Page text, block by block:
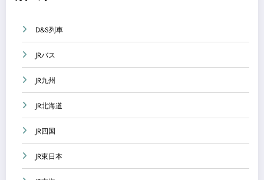
D&S列車
JRバス
JR九州
JR北海道
JR四国
JR東日本